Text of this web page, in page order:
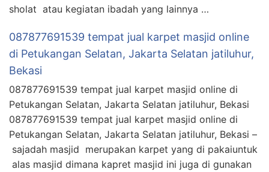
sholat atau kegiatan ibadah yang lainnya …
087877691539 tempat jual karpet masjid online
di Petukangan Selatan, Jakarta Selatan jatiluhur,
Bekasi
087877691539 tempat jual karpet masjid online di
Petukangan Selatan, Jakarta Selatan jatiluhur, Bekasi
087877691539 tempat jual karpet masjid online di
Petukangan Selatan, Jakarta Selatan jatiluhur, Bekasi –
sajadah masjid merupakan karpet yang di pakaiuntuk
alas masjid dimana kapret masjid ini juga di gunakan